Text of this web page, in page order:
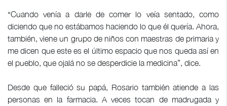
“Cuando venía a darle de comer lo veía sentado, como
diciendo que no estábamos haciendo lo que él quería. Ahora,
también, viene un grupo de niños con maestras de primaria y
me dicen que este es el último espacio que nos queda así en
el pueblo, que ojalá no se desperdicie la medicina”, dice.
Desde que falleció su papá, Rosario también atiende a las
personas en la farmacia. A veces tocan de madrugada y